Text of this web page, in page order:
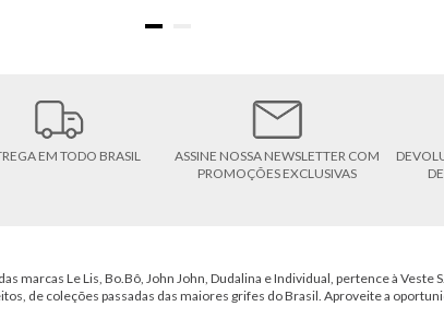
EM TODO BRASIL
ASSINE NOSSA NEWSLETTER COM
PROMOÇÕES EXCLUSIVAS
marcas Le Lis, Bo.Bô, John John, Dudalina e Individual, pertence à Veste
de coleções passadas das maiores grifes do Brasil. Aproveite a